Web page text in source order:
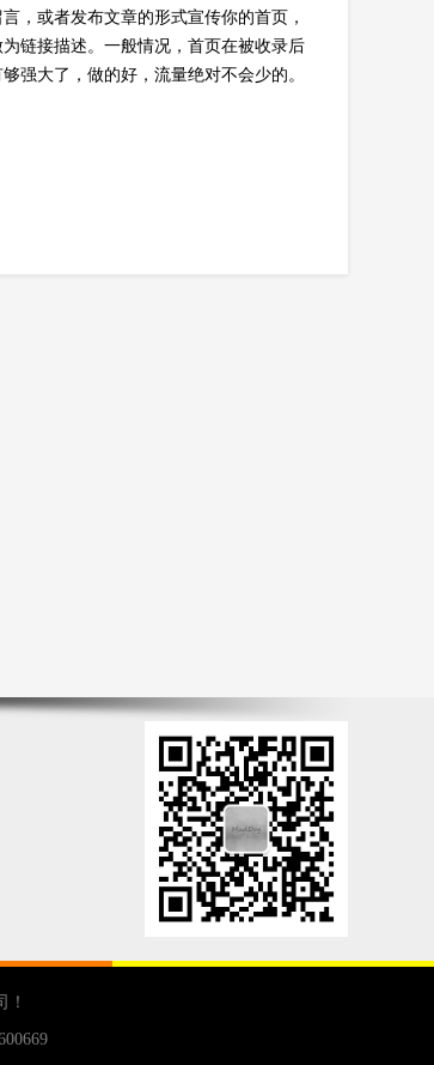
，或者发布文章的形式宣传你的首页，
链接描述。一般情况，首页在被收录后
强大了，做的好，流量绝对不会少的。
！